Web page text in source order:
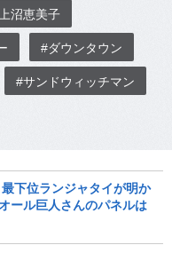
沼恵美子
#ダウンタウン
#サンドウィッチマン
下位ランジャタイが明か
ール巨人さんのパネルは